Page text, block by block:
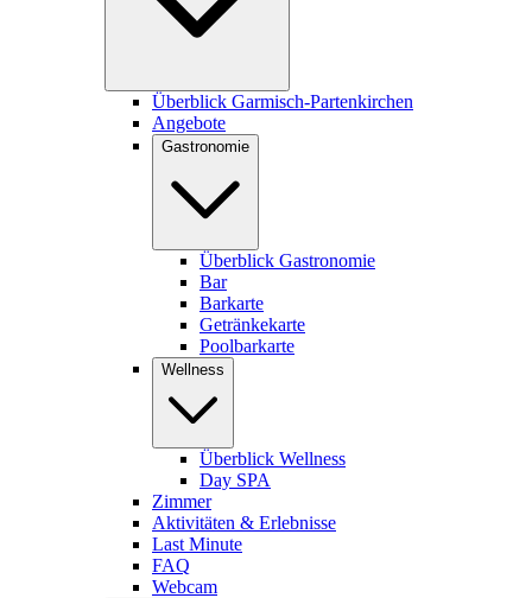
Überblick Garmisch-Partenkirchen
Angebote
Gastronomie
Überblick Gastronomie
Bar
Barkarte
Getränkekarte
Poolbarkarte
Wellness
Überblick Wellness
Day SPA
Zimmer
Aktivitäten & Erlebnisse
Last Minute
FAQ
Webcam